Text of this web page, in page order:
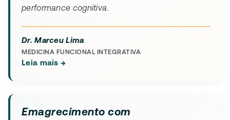
performance cognitiva.
Dr. Marceu Lima
MEDICINA FUNCIONAL INTEGRATIVA
Leia mais →
Emagrecimento com